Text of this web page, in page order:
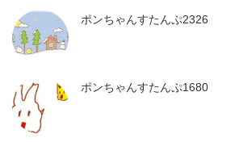
ポンちゃんすたんぷ2326
ポンちゃんすたんぷ1680